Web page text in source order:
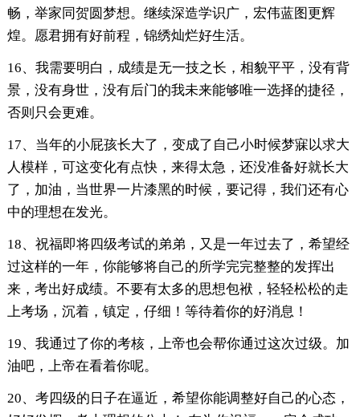
畅，举家同贺圆梦想。继续深造学识广，宏伟蓝图更辉
煌。愿君拥有好前程，锦绣灿烂好生活。
16、我需要明白，成绩是无一技之长，相貌平平，没有背
景，没有身世，没有后门的我未来能够唯一选择的捷径，
否则只会更难。
17、当年的小屁孩长大了，变成了自己小时候梦寐以求大
人模样，可这变化有点快，来得太急，还没准备好就长大
了，加油，当世界一片漆黑的时候，要记得，我们还有心
中的理想在发光。
18、祝福即将四级考试的弟弟，又是一年过去了，希望经
过这样的一年，你能够将自己的所学完完整整的发挥出
来，考出好成绩。不要有太多的思想包袱，轻轻松松的走
上考场，沉着，镇定，仔细！等待着你的好消息！
19、我通过了你的考核，上帝也会帮你通过这次过级。加
油吧，上帝在看着你呢。
20、考四级的日子在逼近，希望你能调整好自己的心态，